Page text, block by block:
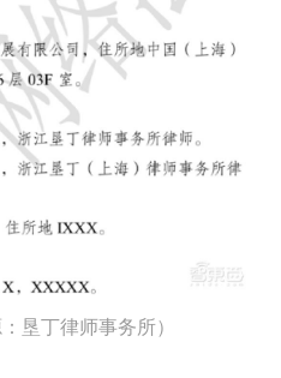
垦丁律师事务所）